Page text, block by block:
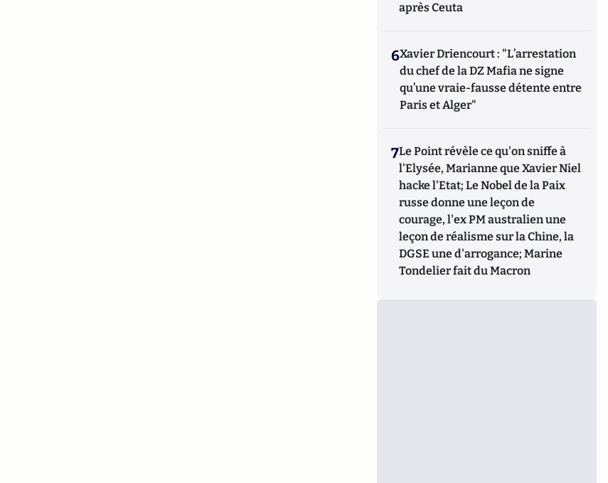
après Ceuta
6Xavier Driencourt : "L’arrestation
du chef de la DZ Mafia ne signe
qu’une vraie-fausse détente entre
Paris et Alger"
7Le Point révèle ce qu'on sniffe à
l'Elysée, Marianne que Xavier Niel
hacke l'Etat; Le Nobel de la Paix
russe donne une leçon de
courage, l'ex PM australien une
leçon de réalisme sur la Chine, la
DGSE une d'arrogance; Marine
Tondelier fait du Macron